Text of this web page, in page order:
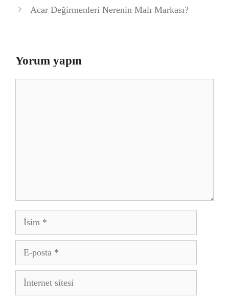
Acar Değirmenleri Nerenin Malı Markası?
Yorum yapın
İsim
posta
İnternet